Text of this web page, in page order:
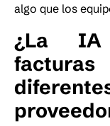
algo que los
¿La IA